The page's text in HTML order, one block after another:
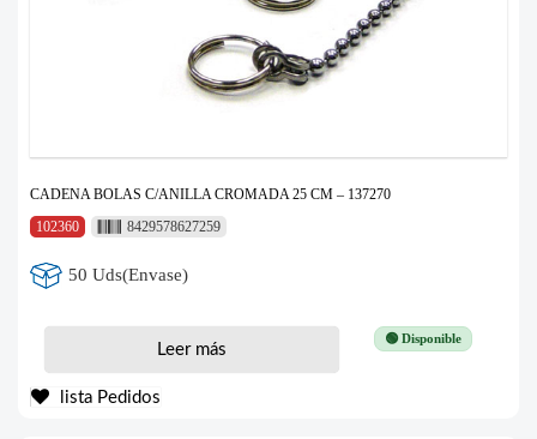
CADENA BOLAS C/ANILLA CROMADA 25 CM – 137270
102360
8429578627259
50 Uds(Envase)
🟢 Disponible
Leer más
lista Pedidos